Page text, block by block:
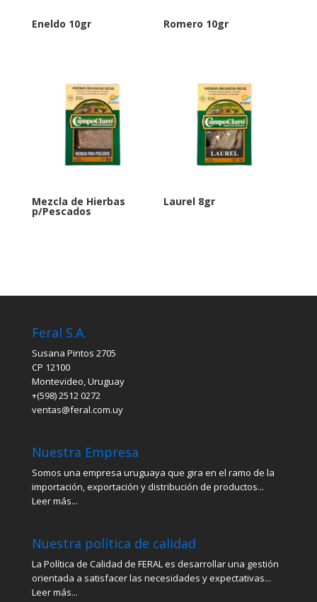
Eneldo 10gr Romero 10gr
Mezcla de Hierbas
p/Pescados
Laurel 8gr
Feral S.A.
Susana Pintos 2705
CP 12100
Montevideo, Uruguay
+(598) 2512 0272
ventas@feral.com.uy
Nuestra Empresa
Somos una empresa uruguaya que gira en el ramo de la
importación, exportación y distribución de productos...
Leer más...
Nuestra política de calidad
La Política de Calidad de FERAL es desarrollar una gestión
orientada a satisfacer las necesidades y expectativas...
Leer más...